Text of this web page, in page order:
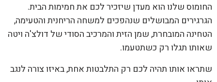
החומוס שלנו הוא מעדן שיזכיר לכם את חמימות הבית.
הגרגירים המבושלים שנהפכים למשחה הריחנית והטעימה,
הטחינה המובחרת, שמן הזית והמרכיב הסודי של דולצ'ה ויטה
שאותו תגלו רק כשתטעמו.
שתראו אותו תהיה לכם רק התלבטות אחת, באיזו צורה לנגב